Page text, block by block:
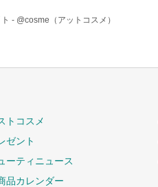
- @cosme（アットコスメ）
トコスメ
ゼント
ーティニュース
品カレンダー